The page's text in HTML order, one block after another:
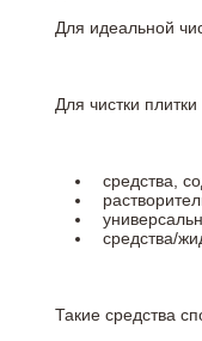
Для идеальной
Для чистки
средства,
средства/
Такие средства